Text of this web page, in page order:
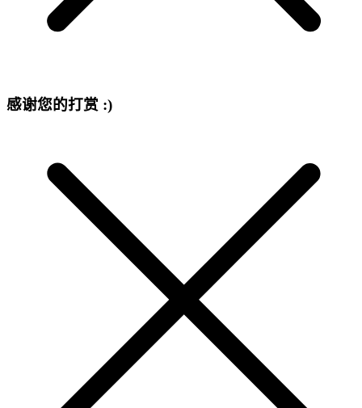
感谢您的打赏 :)